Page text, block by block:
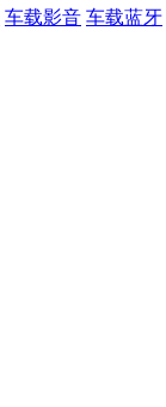
车载影音 车载蓝牙